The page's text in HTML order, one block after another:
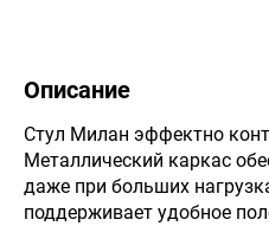
Описание
Стул Милан эффектно
Металлический каркас
даже при больших
поддерживает удобное